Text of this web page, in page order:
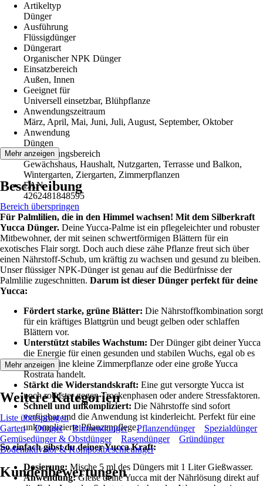
Artikeltyp
Dünger
Ausführung
Flüssigdünger
Düngerart
Organischer NPK Dünger
Einsatzbereich
Außen, Innen
Geeignet für
Universell einsetzbar, Blühpflanze
Anwendungszeitraum
März, April, Mai, Juni, Juli, August, September, Oktober
Anwendung
Düngen
Anwendungsbereich
Gewächshaus, Haushalt, Nutzgarten, Terrasse und Balkon,
Wintergarten, Ziergarten, Zimmerpflanzen
EAN
4262481848595
Mehr anzeigen
Beschreibung
Bereich überspringen
Für Palmlilien, die in den Himmel wachsen! Mit dem Silberkraft
Yucca Dünger. Deine Yucca-Palme ist ein pflegeleichter und robuster
Mitbewohner, der mit seinen schwertförmigen Blättern für ein
exotisches Flair sorgt. Doch auch diese zähe Pflanze freut sich über
einen Nährstoff-Schub, um kräftig zu wachsen und gesund zu bleiben.
Unser flüssiger NPK-Dünger ist genau auf die Bedürfnisse der
Palmlilie zugeschnitten. Darum ist dieser Dünger perfekt für deine
Yucca:
Fördert starke, grüne Blätter: Die Nährstoffkombination sorgt
für ein kräftiges Blattgrün und beugt gelben oder schlaffen
Blättern vor.
Unterstützt stabiles Wachstum: Der Dünger gibt deiner Yucca
die Energie für einen gesunden und stabilen Wuchs, egal ob es
sich um eine kleine Zimmerpflanze oder eine große Yucca
Rostrata handelt.
Stärkt die Widerstandskraft: Eine gut versorgte Yucca ist
noch robuster gegen Trockenphasen oder andere Stressfaktoren.
Schnell und unkompliziert: Die Nährstoffe sind sofort
verfügbar und die Anwendung ist kinderleicht. Perfekt für eine
unkomplizierte Pflanzenpflege.
So einfach gibst du deiner Yucca Kraft:
Dosierung: Mische 5 ml des Düngers mit 1 Liter Gießwasser.
Anwendung:Gieße deine Yucca mit der Nährlösung direkt auf
Mehr anzeigen
Weitere Kategorien
Liste überspringen
Garten
Dünger Blumendünger Pflanzendünger
Spezialdünger
Gemüsedünger & Obstdünger
Rasendünger
Gründünger
Bodenaktivator & Kompostbeschleuniger
Kundenbewertungen